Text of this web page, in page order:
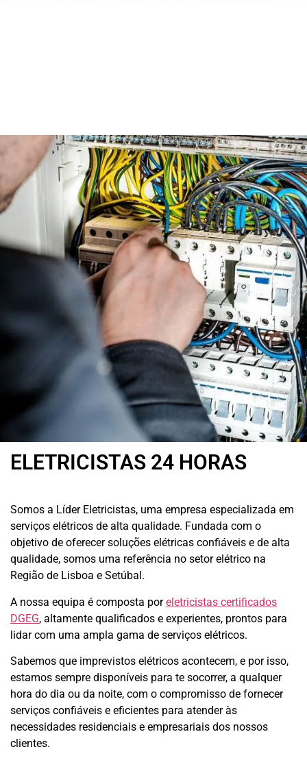
ELETRICISTAS 24 HORAS
Somos a Líder Eletricistas, uma empresa especializada em
serviços elétricos de alta qualidade. Fundada com o
objetivo de oferecer soluções elétricas confiáveis e de alta
qualidade, somos uma referência no setor elétrico na
Região de Lisboa e Setúbal.
A nossa equipa é composta poreletricistas certificados
DGEG, altamente qualificados e experientes, prontos para
lidar com uma ampla gama de serviços elétricos.
Sabemos que imprevistos elétricos acontecem, e por isso,
estamos sempre disponíveis para te socorrer, a qualquer
hora do dia ou da noite, com o compromisso de fornecer
serviços confiáveis e eficientes para atender às
necessidades residenciais e empresariais dos nossos
clientes.